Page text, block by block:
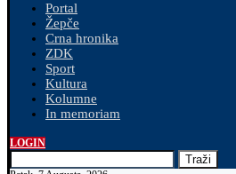
Portal
Žepče
Crna hronika
ZDK
Sport
Kultura
Kolumne
In memoriam
LOGIN
Traži